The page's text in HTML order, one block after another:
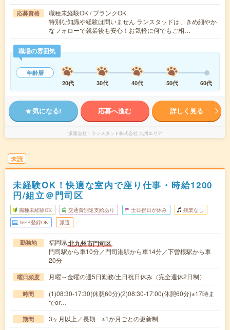
応募資格
職種未経験OK / ブランクOK
特別な知識や経験は問いません ランスタッドは、きめ細やか
なフォローで就業後も安心！お気軽に何でもご相…
職場の雰囲気
年齢層
20代
30代 40代 50代 60代
気になる! 応募へ進む 詳しく見る
派遣会社 ランスタッド株式会社 九州エリア
未読
未経験OK！快適な室内で座り仕事・時給1200
円/組立＠門司区
職種未経験OK 交通費別途支給あり 土日祝日が休み 残業なし
WEB登録OK 派遣
勤務地 福岡県北九州市門司区
門司駅から車10分／門司港駅から車14分／下曽根駅から車
20分
曜日頻度 月曜～金曜の週5日勤務/土日祝日休み（完全週休2日制）
時間
(1)08:30-17:30(休憩60分)(2)08:30-17:00(休憩60分)※17時ま
でor…
期間 3ヶ月以上／長期 ※1か月ごとの更新制